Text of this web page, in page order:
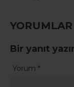
YORUMLAR
Bir yanıt
Yorum *